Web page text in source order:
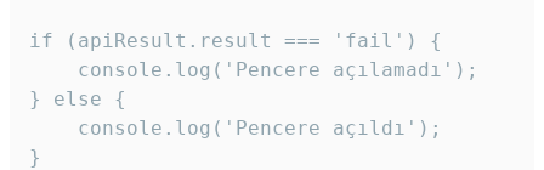
if (apiResult.result === 'fail') {
    console.log('Pencere açılamadı');
} else {
    console.log('Pencere açıldı');
}